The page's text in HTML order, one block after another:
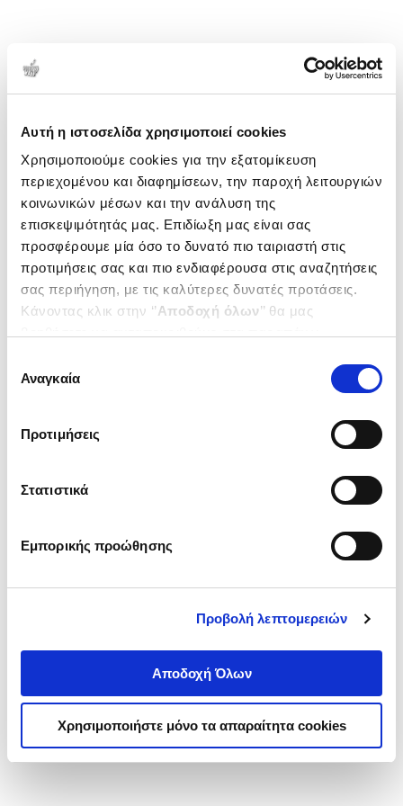
Αυτή η ιστοσελίδα χρησιμοποιεί cookies
Χρησιμοποιούμε cookies για την εξατομίκευση
περιεχομένου και διαφημίσεων, την παροχή λειτουργιών
κοινωνικών μέσων και την ανάλυση της
επισκεψιμότητάς μας. Επιδίωξη μας είναι σας
προσφέρουμε μία όσο το δυνατό πιο ταιριαστή στις
προτιμήσεις σας και πιο ενδιαφέρουσα στις αναζητήσεις
σας περιήγηση, με τις καλύτερες δυνατές προτάσεις.
Κάνοντας κλικ στην ‘’Αποδοχή όλων’’ θα μας
ενδιαφέρουν και να επιλέξετε από τα παρακάτω με την
΄΄και να ενημερωθείτε σχετικά με
συγκατάθεσης
Αναγκαία
Προτιμήσεις
Στατιστικά
Εμπορικής προώθησης
Προβολή λεπτομερειών
Αποδοχή Όλων
Χρησιμοποιήστε μόνο τα απαραίτητα cookies